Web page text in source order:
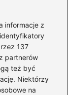
informacje z
137
partnerów
też być
Niektórzy
na